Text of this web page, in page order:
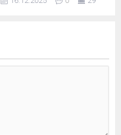
Toplantısı, Başkent